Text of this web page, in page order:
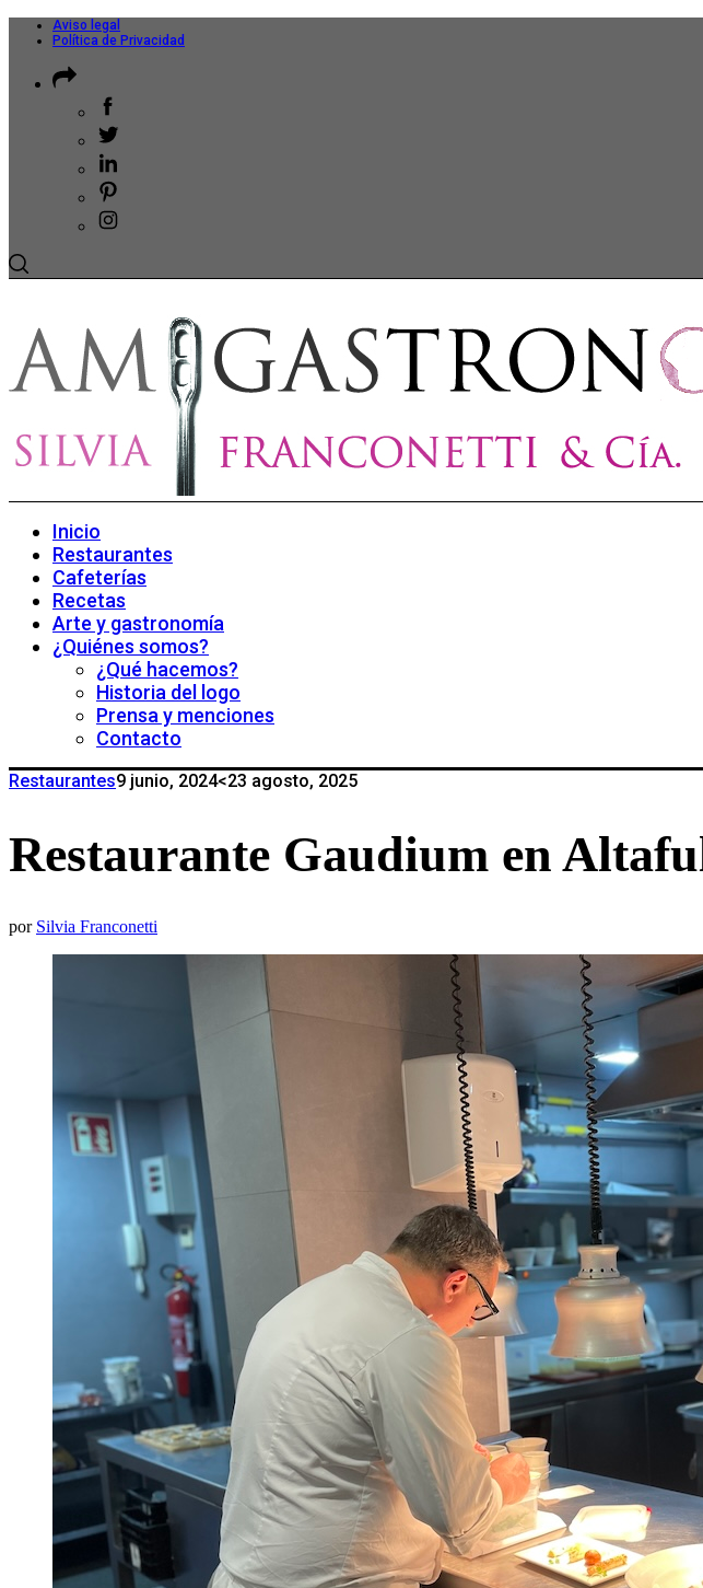
Aviso legal
Política de Privacidad
Inicio
Restaurantes
Cafeterías
Recetas
Arte y gastronomía
¿Quiénes somos?
¿Qué hacemos?
Historia del logo
Prensa y menciones
Contacto
Restaurantes9 junio, 2024<23 agosto, 2025
Restaurante Gaudium en
por Silvia Franconetti